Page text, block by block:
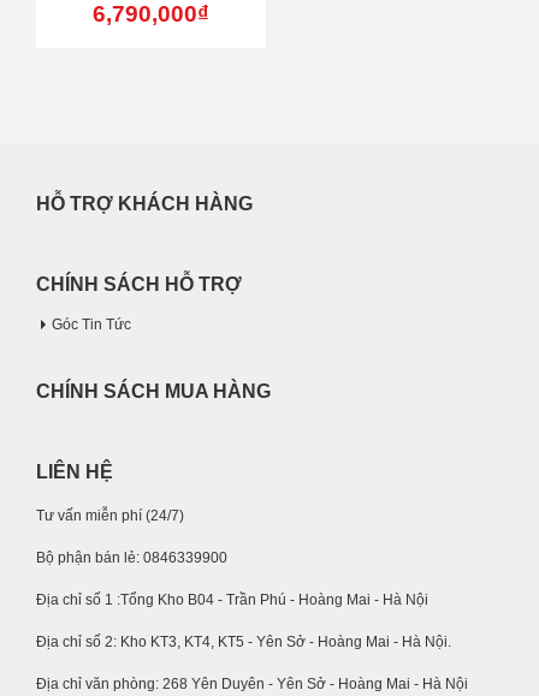
6,790,000₫
HỖ TRỢ KHÁCH HÀNG
CHÍNH SÁCH HỖ TRỢ
Góc Tin Tức
CHÍNH SÁCH MUA HÀNG
LIÊN HỆ
Tư vấn miễn phí (24/7)
Bộ phận bán lẻ: 0846339900
Địa chỉ số 1 :Tổng Kho B04 - Trần Phú - Hoàng Mai - Hà Nội
Địa chỉ số 2: Kho KT3, KT4, KT5 - Yên Sở - Hoàng Mai - Hà Nội.
Địa chỉ văn phòng: 268 Yên Duyên - Yên Sở - Hoàng Mai - Hà Nội